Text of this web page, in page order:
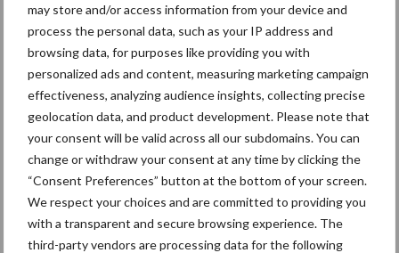
may store and/or access information from your device and
process the personal data, such as your IP address and
browsing data, for purposes like providing you with
personalized ads and content, measuring marketing campaign
effectiveness, analyzing audience insights, collecting precise
geolocation data, and product development. Please note that
your consent will be valid across all our subdomains. You can
change or withdraw your consent at any time by clicking the
“Consent Preferences” button at the bottom of your screen.
We respect your choices and are committed to providing you
with a transparent and secure browsing experience. The
third-party vendors are processing data for the following
ander welke maatregelen passen op het boerenbedrijf. Dat
vakmanschap is onontbeerlijk, en LTO heeft de kennis en kunde
om dat in beeld te brengen en te delen.
Bron:LTO Nederland
Aanbevolen voor jou! duurzaam
ondernemen
Bruggen bouwen naar Oost-
Europa